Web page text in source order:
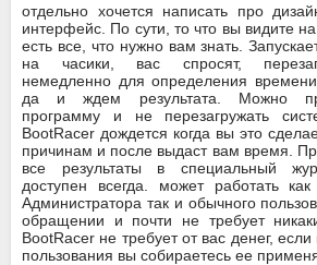
отдельно хочется написать про
интерфейс. По сути, то что вы видите
есть все, что нужно вам знать.
на часики, вас спросят,
немедленно для определения
да и ждем результата. Можно
программу и не перезагружать
BootRacer дождется когда вы это
причинам и после выдаст вам время.
все результаты в специальный
доступен всегда. может работать
Администратора так и обычного
обращении и почти не требует
BootRacer не требует от вас денег,
пользования вы собираетесь ее